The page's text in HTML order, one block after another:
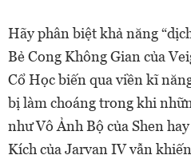
Hãy phân biệt khả năng
Bẻ Cong Không Gian của
Cổ Học biến qua viền kĩ
bị làm choáng trong khi
như Vô Ảnh Bộ của Shen
Kích của Jarvan IV vẫn